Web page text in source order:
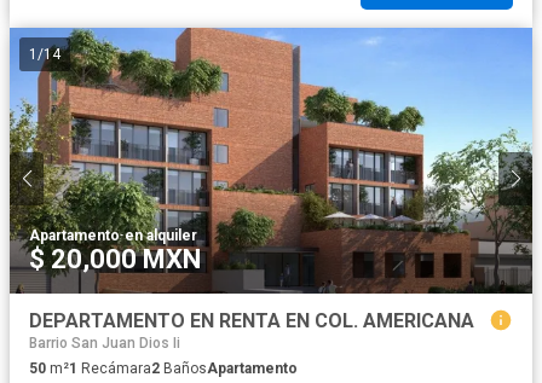
1 /14
Apartamento·en alquiler
$ 20,000 MXN
DEPARTAMENTO EN RENTA EN COL. AMERICANA
Barrio San Juan Dios Ii
50 m²1 Recámara2 BañosApartamento